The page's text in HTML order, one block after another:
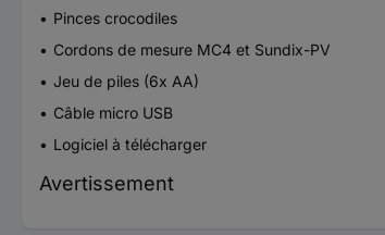
Pinces crocodiles
Cordons de mesure MC4 et Sundix-PV
Jeu de piles (6x AA)
Câble micro USB
Logiciel à télécharger
Avertissement